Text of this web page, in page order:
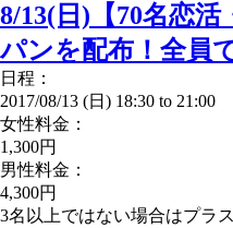
8/13(日)【70名恋
パンを配布！全員
日程：
2017/08/13 (日) 18:30 to 21:00
女性料金：
1,300円
男性料金：
4,300円
3名以上ではない場合はプラス